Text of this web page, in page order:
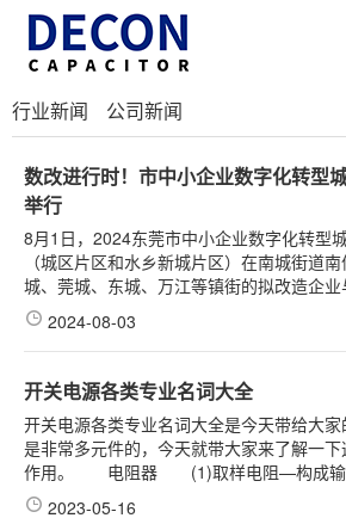
行业新闻 公司新闻
数改进行时！市中小企业数字化转型
举行
8月1日，2024东莞市中小企业数字化转型
（城区片区和水乡新城片区）在南城街道
城、莞城、东城、万江等镇街的拟改造企业
2024-08-03
开关电源各类专业名词大全
开关电源各类专业名词大全是今天带给大
是非常多元件的，今天就带大家来了解一
作用。 电阻器 (1)取样电阻—构成输
2023-05-16